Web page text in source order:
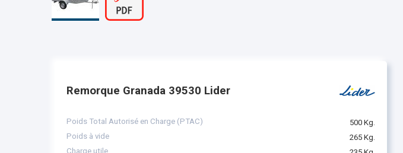
Remorque Granada 39530 Lider
Poids Total Autorisé en Charge (PTAC)
500 Kg.
Poids à vide
265 Kg.
Charge utile